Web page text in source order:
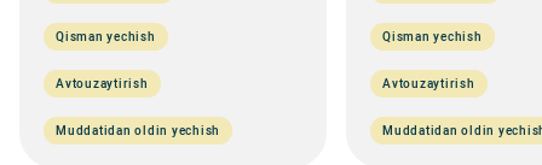
Qisman yechish
Avtouzaytirish
Muddatidan oldin yechish
Qisman yechish
Avtouzaytirish
Muddatidan oldin